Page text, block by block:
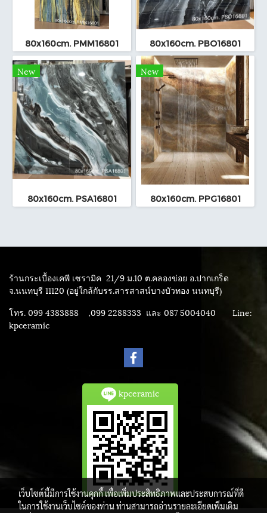
80x160cm. PMM16801 80x160cm. PBO16801
New
80x160cm. PSA16801
New
80x160cm. PPG16801
ร้านกระเบื้องเคพี เซรามิค 21/9 ม.10 ต.คลองข่อย อ.ปากเกร็ด
จ.นนทบุรี 11120 (อยู่ใกล้กับรร.สารสาสน์บางบัวทอง นนทบุรี)
โทร. 099 4383888 ,099 2288333 และ 087 5004040 Line:
kpceramic
kpceramic
เว็บไซต์นี้มีการใช้งานคุกกี้ เพื่อเพิ่มประสิทธิภาพและประสบการณ์ที่ดี
ในการใช้งานเว็บไซต์ของท่าน ท่านสามารถอ่านรายละเอียดเพิ่มเติม